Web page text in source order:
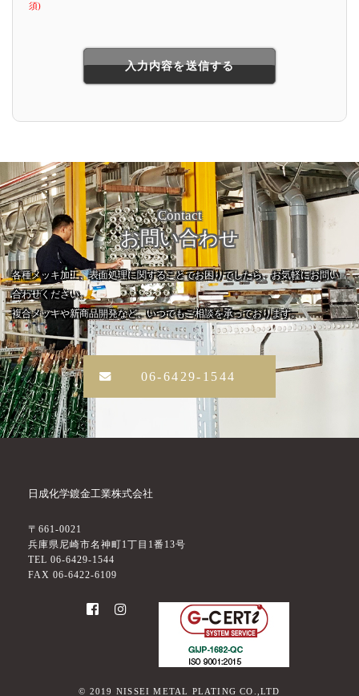
須)
Contact
お問い合わせ
各種メッキ加工、表面処理に関することでお困りでしたら、お気軽にお問い
合わせください。
複合メッキや新商品開発など、いつでもご相談を承っております。
06-6429-1544
日成化学鍍金工業株式会社
〒661-0021
兵庫県尼崎市名神町1丁目1番13号
TEL 06-6429-1544
FAX 06-6422-6109
© 2019 NISSEI METAL PLATING CO.,LTD